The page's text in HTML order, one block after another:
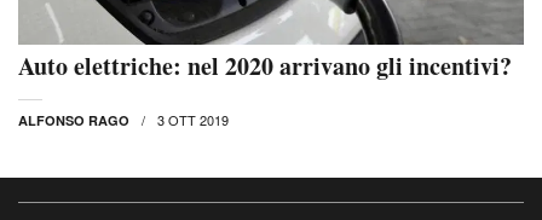
Auto elettriche: nel 2020 arrivano gli incentivi?
ALFONSO RAGO 3 OTT 2019